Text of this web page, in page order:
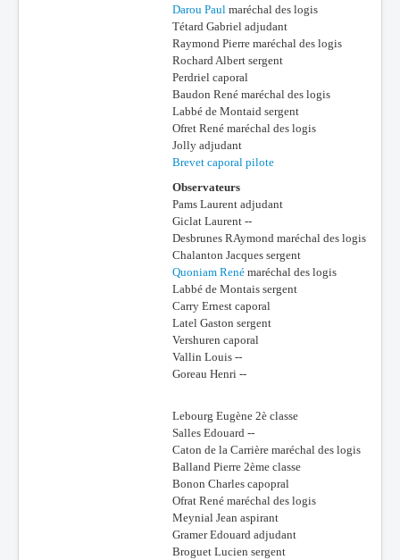
Darou Paul maréchal des logis
Tétard Gabriel adjudant
Raymond Pierre maréchal des logis
Rochard Albert sergent
Perdriel caporal
Baudon René maréchal des logis
Labbé de Montaid sergent
Ofret René maréchal des logis
Jolly adjudant
Brevet caporal pilote
Observateurs
Pams Laurent adjudant
Giclat Laurent --
Desbrunes RAymond maréchal des logis
Chalanton Jacques sergent
Quoniam René maréchal des logis
Labbé de Montais sergent
Carry Ernest caporal
Latel Gaston sergent
Vershuren caporal
Vallin Louis --
Goreau Henri --
Lebourg Eugène 2è classe
Salles Edouard --
Caton de la Carrière maréchal des logis
Balland Pierre 2ème classe
Bonon Charles capopral
Ofrat René maréchal des logis
Meynial Jean aspirant
Gramer Edouard adjudant
Broguet Lucien sergent